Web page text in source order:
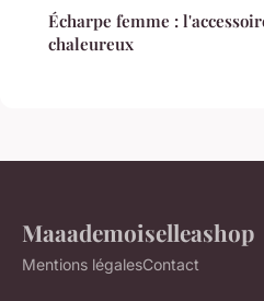
Écharpe femme :
chaleureux
Maaademoiselleashop
Mentions légalesContact